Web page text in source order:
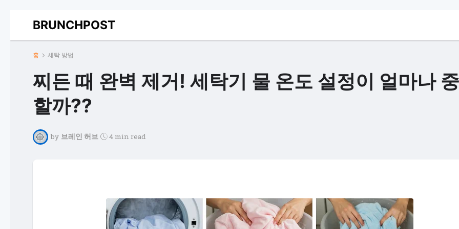
BRUNCHPOST
홈 세탁 방법
찌든 때 완벽 제거! 세탁기 물 온도 설정이 얼마나
할까??
by 브레인 허브 4 min read